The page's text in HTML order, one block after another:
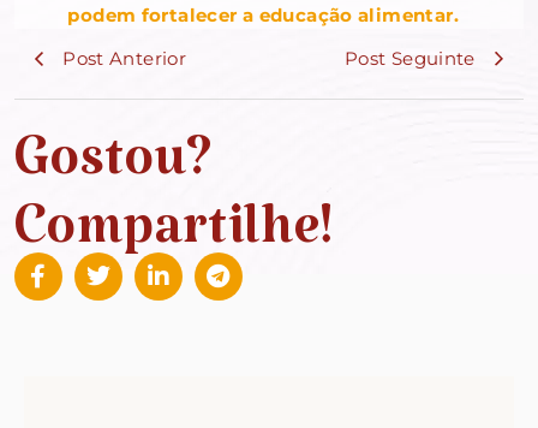
podem fortalecer a educação alimentar.
Post Anterior
Post Seguinte
Gostou?
Compartilhe!